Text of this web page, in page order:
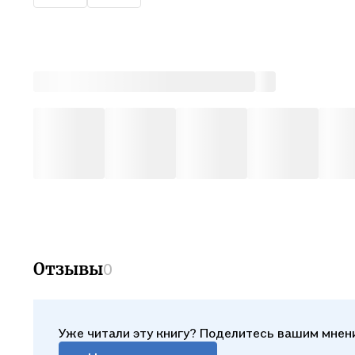
Отзывы0
Уже читали эту книгу? Поделитесь вашим